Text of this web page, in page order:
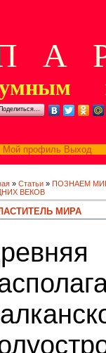
Р
Поделиться…
Мой профиль Выход
» Статьи » ПОЗНАЕМ
ВЕКОВ
МИРА